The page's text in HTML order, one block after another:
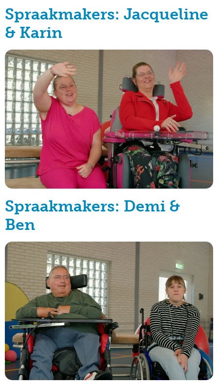
Spraakmakers: Jacqueline
& Karin
Spraakmakers: Demi &
Ben